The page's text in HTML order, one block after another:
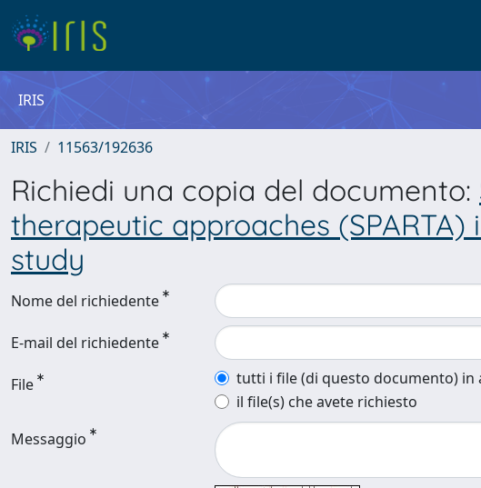
IRIS
IRIS 11563/192636
Richiedi una copia del documento:
therapeutic approaches
study
Nome del richiedente
E-mail del richiedente
File
tutti i file (di questo documento) in
il file(s) che avete richiesto
Messaggio